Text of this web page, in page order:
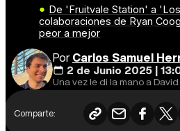
De 'Fruitvale Station' a
colaboraciones de Ryan
peor a mejor
PorCarlos Samuel
2 de Junio 2025 |
Una vez le di la mano a
Comparte: